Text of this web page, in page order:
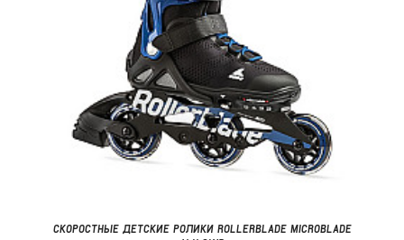
СКОРОСТНЫЕ ДЕТСКИЕ РОЛИКИ ROLLERBLADE MICROBLADE